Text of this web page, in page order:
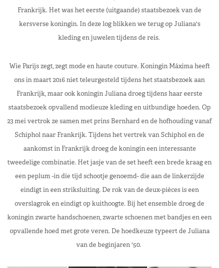
Frankrijk. Het was het eerste (uitgaande) staatsbezoek van de
kersverse koningin. In deze log blikken we terug op Juliana's
kleding en juwelen tijdens de reis.
Wie Parijs zegt, zegt mode en haute couture. Koningin Máxima heeft
ons in maart 2016 niet teleurgesteld tijdens het staatsbezoek aan
Frankrijk, maar ook koningin Juliana droeg tijdens haar eerste
staatsbezoek opvallend modieuze kleding en uitbundige hoeden. Op
23 mei vertrok ze samen met prins Bernhard en de hofhouding vanaf
Schiphol naar Frankrijk. Tijdens het vertrek van Schiphol en de
aankomst in Frankrijk droeg de koningin een interessante
tweedelige combinatie. Het jasje van de set heeft een brede kraag en
een peplum -in die tijd schootje genoemd- die aan de linkerzijde
eindigt in een striksluiting. De rok van de deux-pièces is een
overslagrok en eindigt op kuithoogte. Bij het ensemble droeg de
koningin zwarte handschoenen, zwarte schoenen met bandjes en een
opvallende hoed met grote veren. De hoedkeuze typeert de Juliana
van de beginjaren '50.